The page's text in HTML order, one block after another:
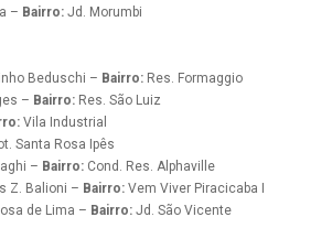
– Bairro: Jd. Morumbi
Beduschi – Bairro: Res. Formaggio
– Bairro: Res. São Luiz
Vila Industrial
Santa Rosa Ipês
– Bairro: Cond. Res. Alphaville
Z. Balioni – Bairro: Vem Viver Piracicaba I
de Lima – Bairro: Jd. São Vicente